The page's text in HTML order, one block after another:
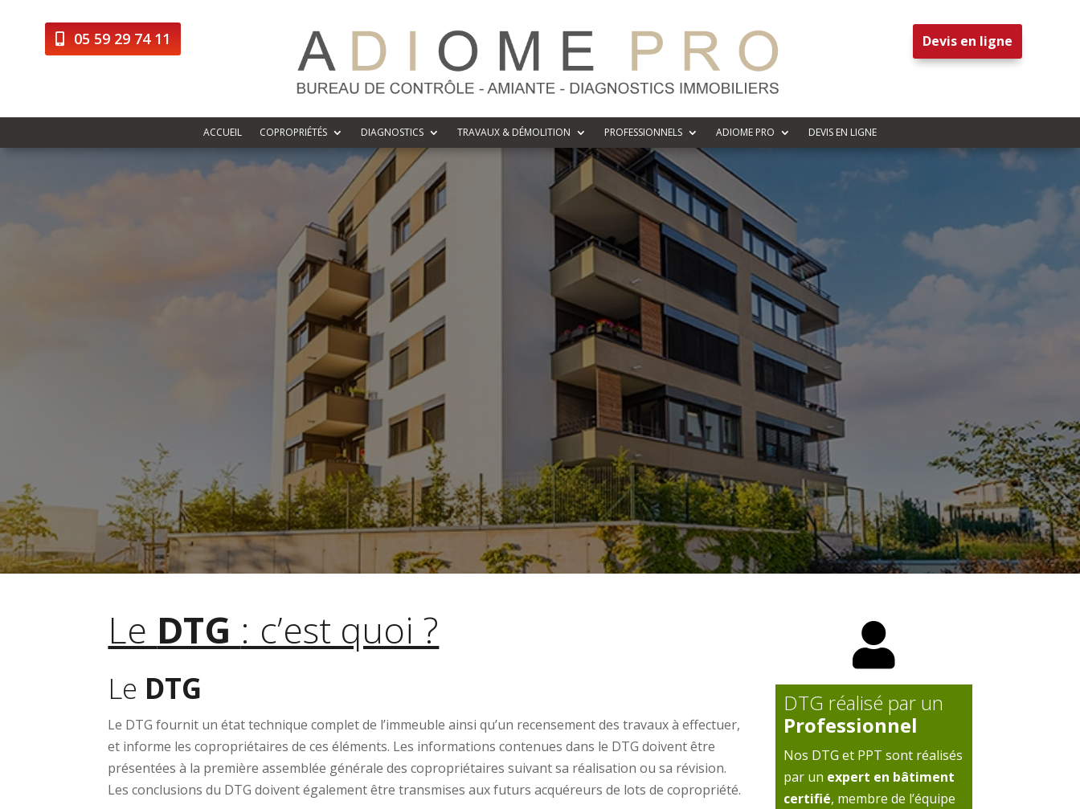
05 59 29 74 11 Devis en ligne
ACCUEIL COPROPRIÉTÉS DIAGNOSTICS TRAVAUX & DÉMOLITION PROFESSIONNELS ADIOME PRO DEVIS EN LIGNE
Diagnostic Technique Global à Saint
Pée sur Nivelle
Dans certains cas, le Diagnostic Technique Global (DTG) est une obligation légale. Cela concerne la mise
en copropriété, la division en plusieurs lots privatifs et communs d’un immeuble, ainsi que la demande de
l’administration lorsque la copropriété présente des désordres en termes de sécurité. Le DTG contient
des informations sur l’état de l’immeuble et doit être transmis aux copropriétaires, au syndic et à
l’administration.
EN SAVOIR + DEVIS IMMEDIAT
Le DTG doit être complété par le Plan Pluriannuel de Travaux (PPT)
Le DTG : c’est quoi ?
Le DTG
Le DTG fournit un état technique complet de l’immeuble ainsi qu’un recensement des travaux à effectuer,
et informe les copropriétaires de ces éléments. Les informations contenues dans le DTG doivent être
présentées à la première assemblée générale des copropriétaires suivant sa réalisation ou sa révision.
Les conclusions du DTG doivent également être transmises aux futurs acquéreurs de lots de copropriété.

DTG réalisé par un
Professionnel
Nos DTG et PPT sont réalisés
par un expert en bâtiment
certifié, membre de l’équipe